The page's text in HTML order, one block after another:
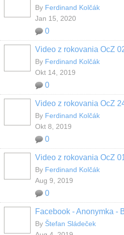
By Ferdinand Kolčák
Jan 15, 2020
0
Video z rokovania OcZ
By Ferdinand Kolčák
Okt 14, 2019
0
Video z rokovania OcZ
By Ferdinand Kolčák
Okt 8, 2019
0
Video z rokovania OcZ
By Ferdinand Kolčák
Aug 9, 2019
0
Facebook - Anonymka -
By Štefan Sládeček